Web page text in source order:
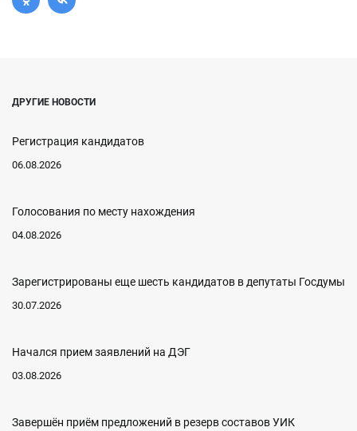
ДРУГИЕ НОВОСТИ
Регистрация кандидатов
06.08.2026
Голосования по месту нахождения
04.08.2026
Зарегистрированы еще шесть кандидатов в депутаты Госдумы
30.07.2026
Начался прием заявлений на ДЭГ
03.08.2026
Завершён приём предложений в резерв составов УИК